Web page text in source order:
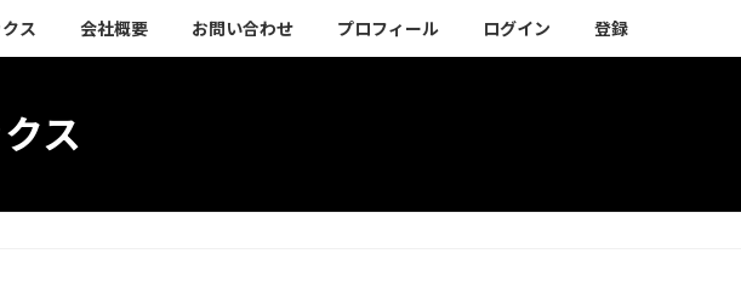
ス 会社概要 お問い合わせ プロフィール ログイン 登録
ス